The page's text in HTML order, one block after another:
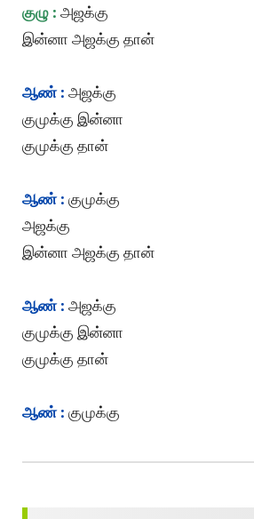
குழு : அஜக்கு
இன்னா அஜக்கு தான்
ஆண் : அஜக்கு
குமுக்கு இன்னா
குமுக்கு தான்
ஆண் : குமுக்கு
அஜக்கு
இன்னா அஜக்கு தான்
ஆண் : அஜக்கு
குமுக்கு இன்னா
குமுக்கு தான்
ஆண் : குமுக்கு